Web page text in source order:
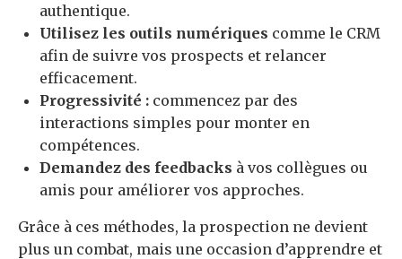
authentique.
Utilisez les outils numériques comme le CRM
afin de suivre vos prospects et relancer
efficacement.
Progressivité : commencez par des
interactions simples pour monter en
compétences.
Demandez des feedbacks à vos collègues ou
amis pour améliorer vos approches.
Grâce à ces méthodes, la prospection ne devient
plus un combat, mais une occasion d’apprendre et